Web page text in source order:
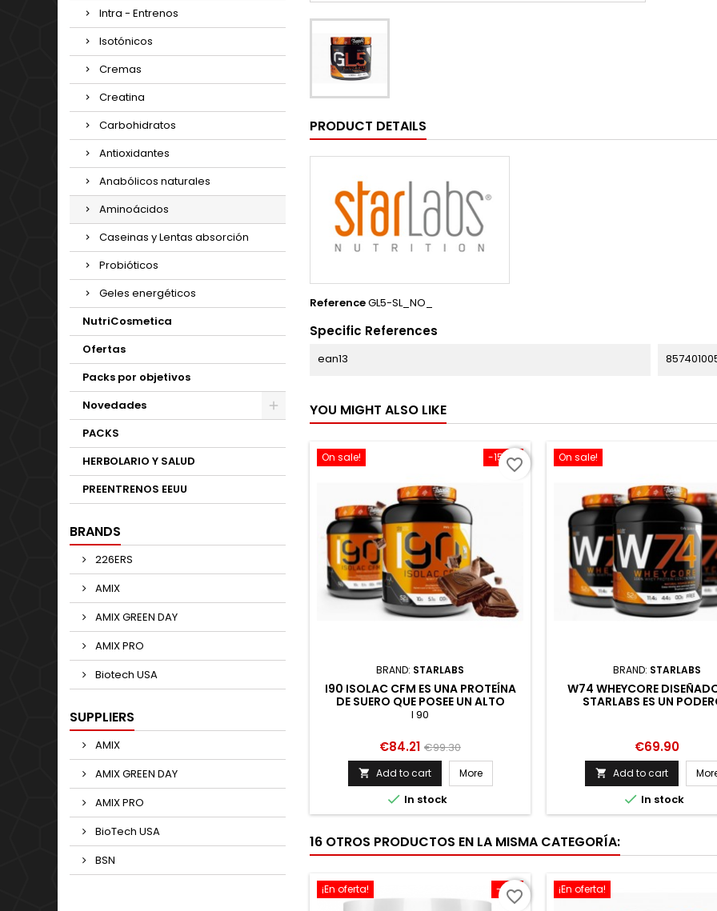
Intra - Entrenos
Isotónicos
Cremas
Creatina
Carbohidratos
Antioxidantes
Anabólicos naturales
Aminoácidos
Caseinas y Lentas absorción
Probióticos
Geles energéticos
NutriCosmetica
Ofertas
Packs por objetivos
Novedades
PACKS
HERBOLARIO Y SALUD
PREENTRENOS EEUU
BRANDS
226ERS
AMIX
AMIX GREEN DAY
AMIX PRO
Biotech USA
SUPPLIERS
AMIX
AMIX GREEN DAY
AMIX PRO
BioTech USA
BSN
PRODUCT DETAILS
ReferenceGL5-SL_NO_
Specific References
ean13
YOU MIGHT ALSO LIKE
-15.2%
On sale!
BRAND: STARLABS
I90 ISOLAC CFM ES UNA PROTEÍNA
DE SUERO QUE POSEE UN ALTO
VALOR BIOLÓGICO. LA MISMA ES
AQUELLOS DEPORTIST
I 90
Price
€84.21 Regular
price
€99.30
 Add to cart More
 In stock
favorite_border On sale!
BRAND: STARLABS
W74 WHEYCORE
STARLABS ES UN
TEJIDO DE LOS
Price
€69.90
 Add to cart
 In stock
16 OTROS PRODUCTOS EN LA MISMA CATEGORÍA:
-10%
¡En oferta! favorite_border ¡En oferta!